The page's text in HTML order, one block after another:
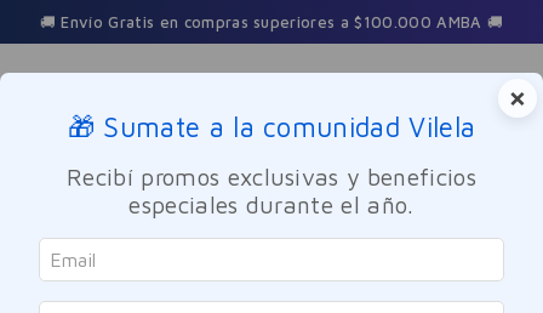
🚚 Envío Gratis en compras superiores a $100.000 AMBA 🚚
Buscar
agua-micelar-perpiel-200ml
×
🎁 Sumate a la comunidad Vilela
Recibí promos exclusivas y beneficios
especiales durante el año.